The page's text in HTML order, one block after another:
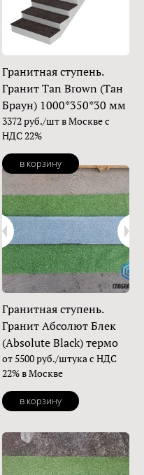
Гранитная ступень.
Гранит Tan Brown (Тан
Браун) 1000*350*30 мм
3372 руб./шт в Москве с
НДС 22%
в корзину
Гранитная ступень.
Гранит Абсолют Блек
(Absolute Black) термо
от 5500 руб./штука с НДС
22% в Москве
в корзину